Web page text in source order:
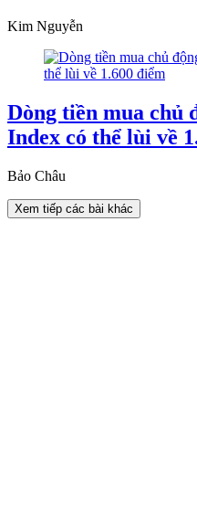
Kim Nguyễn
Dòng tiền mua chủ
Index có thể lùi về
Bảo Châu
Xem tiếp các bài khác